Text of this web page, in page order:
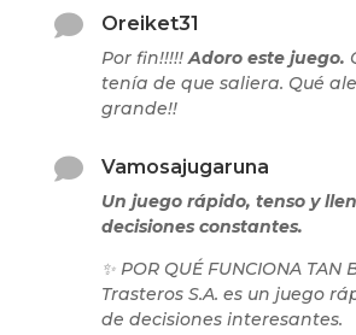
 Oreiket31
Por fin!!!!!Adoro este juego.
tenía de que saliera. Qué
grande!!
 Vamosajugaruna
Un juego rápido, tenso y
decisiones constantes.
✨ POR QUÉ FUNCIONA TAN
Trasteros S.A. es un juego
de decisiones interesantes.